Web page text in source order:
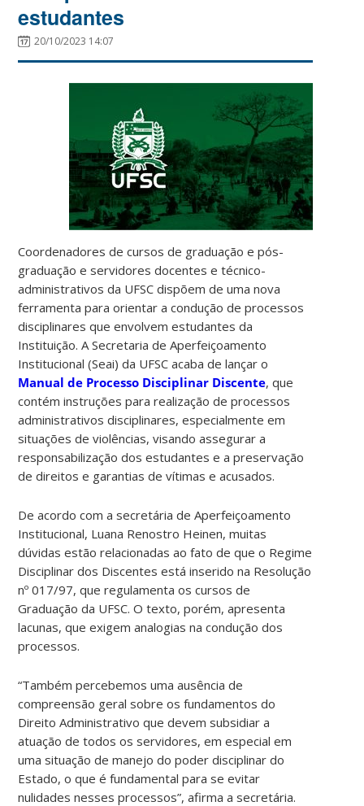
estudantes
20/10/2023 14:07
Coordenadores de cursos de graduação e pós-
graduação e servidores docentes e técnico-
administrativos da UFSC dispõem de uma nova
ferramenta para orientar a condução de processos
disciplinares que envolvem estudantes da
Instituição. A Secretaria de Aperfeiçoamento
Institucional (Seai) da UFSC acaba de lançar o
Manual de Processo Disciplinar Discente, que
contém instruções para realização de processos
administrativos disciplinares, especialmente em
situações de violências, visando assegurar a
responsabilização dos estudantes e a preservação
de direitos e garantias de vítimas e acusados.
De acordo com a secretária de Aperfeiçoamento
Institucional, Luana Renostro Heinen, muitas
dúvidas estão relacionadas ao fato de que o Regime
Disciplinar dos Discentes está inserido na Resolução
nº 017/97, que regulamenta os cursos de
Graduação da UFSC. O texto, porém, apresenta
lacunas, que exigem analogias na condução dos
processos.
“Também percebemos uma ausência de
compreensão geral sobre os fundamentos do
Direito Administrativo que devem subsidiar a
atuação de todos os servidores, em especial em
uma situação de manejo do poder disciplinar do
Estado, o que é fundamental para se evitar
nulidades nesses processos”, afirma a secretária.